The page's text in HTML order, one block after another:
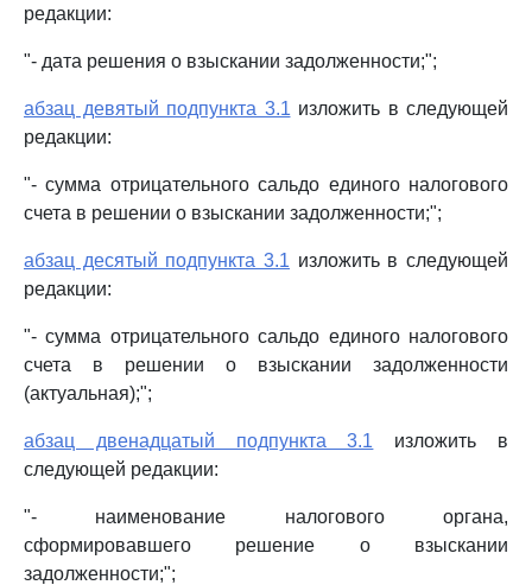
редакции:
"- дата решения о взыскании задолженности;";
абзац девятый подпункта 3.1 изложить в следующей
редакции:
"- сумма отрицательного сальдо единого налогового
счета в решении о взыскании задолженности;";
абзац десятый подпункта 3.1 изложить в следующей
редакции:
"- сумма отрицательного сальдо единого налогового
счета в решении о взыскании задолженности
(актуальная);";
абзац двенадцатый подпункта 3.1 изложить в
следующей редакции:
"- наименование налогового органа,
сформировавшего решение о взыскании
задолженности;";